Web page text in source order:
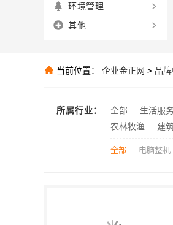
环境管理
其他
当前位置： 企业金正网 > 品
所属行业： 全部 生活服
农林牧渔
建
全部 电脑整机